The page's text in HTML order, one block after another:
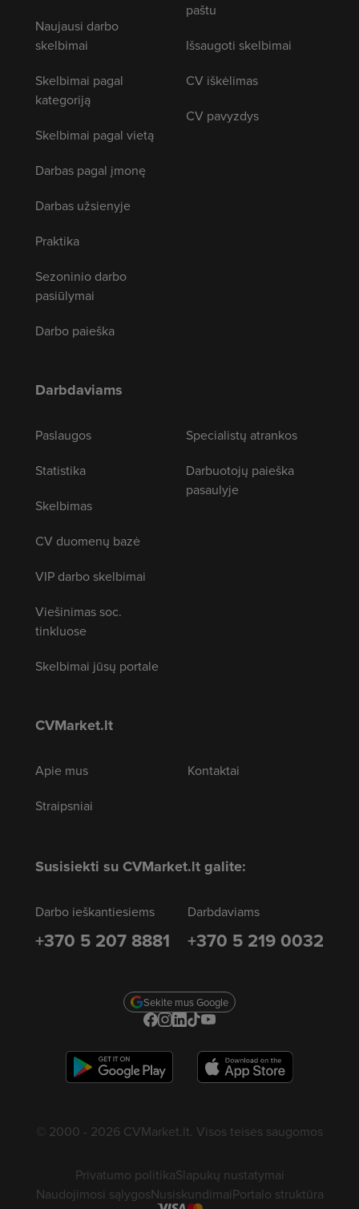
Naujausi darbo
skelbimai
Skelbimai pagal
kategoriją
Skelbimai pagal vietą
Darbas pagal įmonę
Darbas užsienyje
Praktika
Sezoninio darbo
pasiūlymai
Darbo paieška
paštu
Išsaugoti skelbimai
CV iškėlimas
CV pavyzdys
Darbdaviams
Paslaugos
Statistika
Skelbimas
CV duomenų bazė
VIP darbo skelbimai
Viešinimas soc.
tinkluose
Skelbimai jūsų portale
Specialistų atrankos
Darbuotojų paieška
pasaulyje
CVMarket.lt
Apie mus
Straipsniai
Kontaktai
Susisiekti su CVMarket.lt galite:
Darbo ieškantiesiems
+370 5 207 8881
Darbdaviams
+370 5 219 0032
Sekite mus Google
© 2000 - 2026 CVMarket.lt. Visos teisės saugomos
Privatumo politikaSlapukų nustatymai
Naudojimosi sąlygosNusiskundimaiPortalo struktūra